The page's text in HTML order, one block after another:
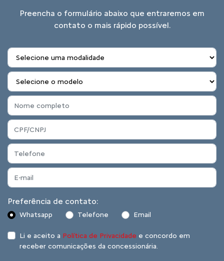
Preencha o formulário abaixo que entraremos em
contato o mais rápido possível.
Preferência de contato:
Whatsapp Telefone Email
Li e aceito a Política de Privacidade e concordo em
receber comunicações da concessionária.